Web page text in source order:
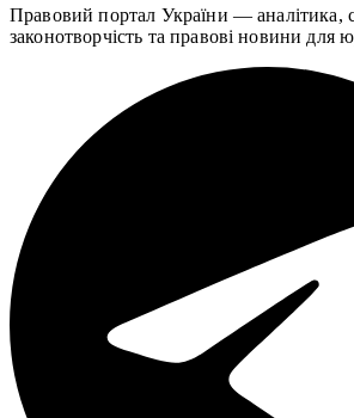
Правовий портал України — аналітика,
законотворчість та правові новини для